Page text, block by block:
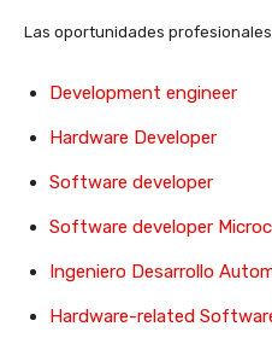
Las oportunidades
Development engineer
Hardware Developer
Software developer
Software developer
Ingeniero Desarrollo
Hardware-related